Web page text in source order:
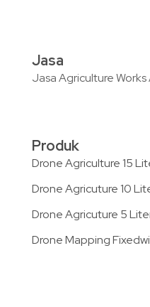
Jasa
Jasa Agriculture
Produk
Drone Agriculture 15
Drone Agricuture 10
Drone Agricuture 5
Drone Mapping